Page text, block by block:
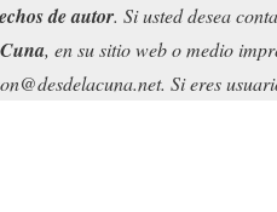
de autor. Si usted desea
, en su sitio web o medio
Si eres